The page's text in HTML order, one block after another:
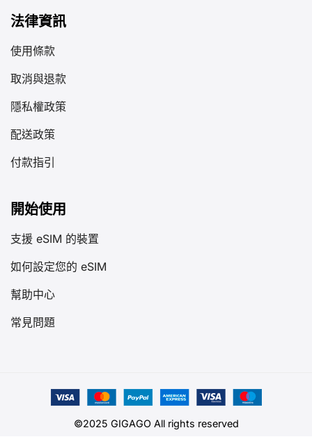
法律資訊
使用條款
取消與退款
隱私權政策
配送政策
付款指引
開始使用
支援 eSIM 的裝置
如何設定您的 eSIM
幫助中心
常見問題
©2025 GIGAGO All rights reserved